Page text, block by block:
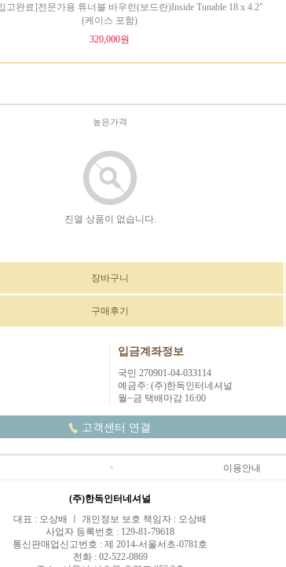
고완료]전문가용 튜너블 바우런(보드란)Inside Tunable 18 x 4.2"
(케이스 포함)
320,000원
높은가격
진열 상품이 없습니다.
장바구니
구매후기
입금계좌정보
국민 270901-04-033114
예금주: (주)한독인터네셔널
월~금 택배마감 16:00
고객센터 연결
이용안내
(주)한독인터네셔널
대표 : 오상배 ㅣ 개인정보 보호 책임자 : 오상배
사업자 등록번호 : 129-81-79618
통신판매업신고번호 : 제 2014-서울서초-0781호
전화 : 02-522-0869